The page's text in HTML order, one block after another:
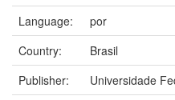
Language:
por
Country:
Brasil
Publisher:
Universidade